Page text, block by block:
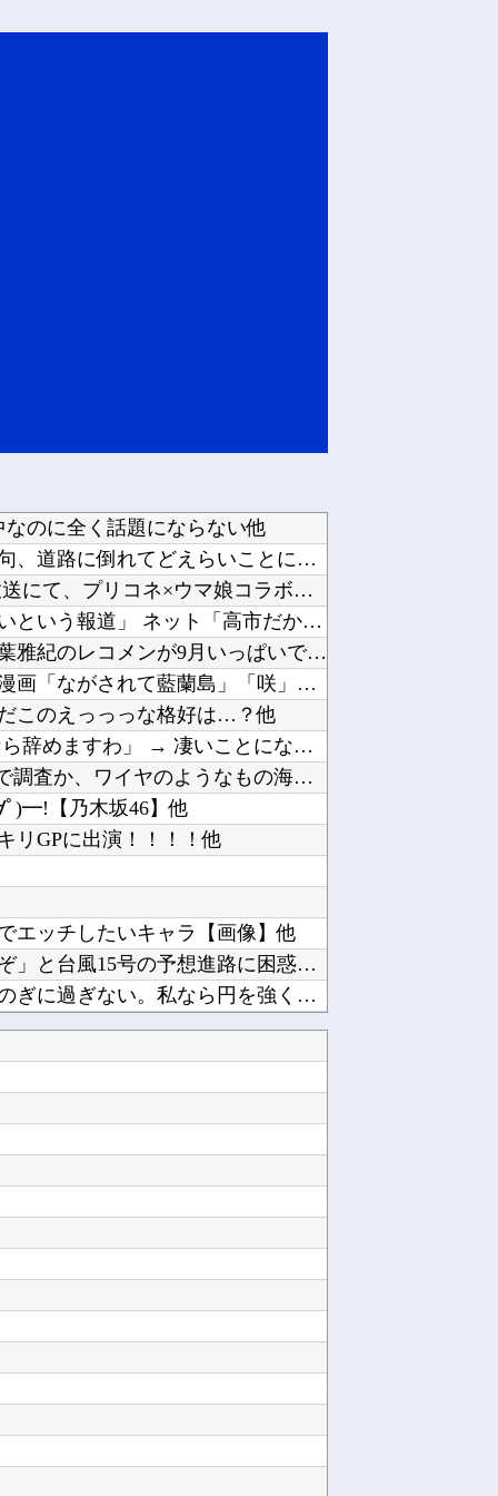
なのに全く話題にならない他
【悲報】女さん、歩行者を轢いた挙句、道路に倒れてどえらいことになってしまうw w w w ...
【ウマ娘】プリコネ8.5周年直前生放送にて、プリコネ×ウマ娘コラボの開催について告知が！？...
【速報】蓮舫「蓮舫だから叩いて良いという報道」 ネット「高市だから叩いて良いをやってるのが...
【悲報】嵐の活動休止の影響か…相葉雅紀のレコメンが9月いっぱいで終了へ他
いまだに続いていると聞いてビビる漫画「ながされて藍蘭島」「咲」「らき☆すた」他
このえっっっな格好は…？他
会社「キミ、転勤ね」 男性社員「なら辞めますわ」 → 凄いことになるｗｗｗｗｗｗ他
韓国調査船が竹島周辺の日本EEZ内で調査か、ワイヤのようなもの海中に投入…外務省が抗議！他
)━!【乃木坂46】他
リGPに出演！！！！他
エッチしたいキャラ【画像】他
「近年稀に見るどころの話じゃないぞ」と台風15号の予想進路に困惑する人が多数、偏西風が全く...
岸田文雄「日米の為替介入は一時しのぎに過ぎない。私なら円を強くすることが出来る」他
海外「日本は戦勝国なんだよ」 戦後の日本人の特別な生き様に各国から称賛の声他
【にじさんじ】ソフィ「８８８✨ ぞろ目ってなんか嬉しくなるよね！！」他
ブンレンジ「RE-WF187」他
どどうなんだ？他
アカネの回胴でっかいどう #04【「スマスロ とある魔術の禁書目録2」アカネ初 新台実戦!...
ペルソナ４R”メイン”ヒロインの里中千枝さん、来ている服と声がかわいかっただけという事実が...
他